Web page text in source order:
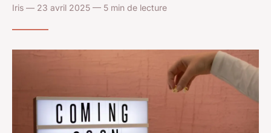
Iris — 23 avril 2025 — 5 min de lecture